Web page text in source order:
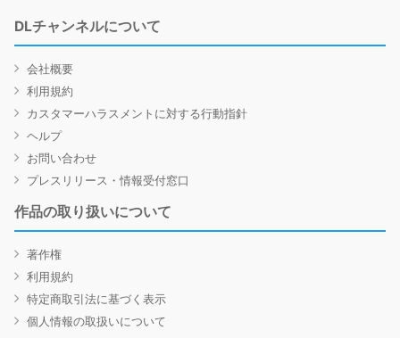
DLチャンネルについて
会社概要
利用規約
カスタマーハラスメントに対する行動指針
ヘルプ
お問い合わせ
プレスリリース・情報受付窓口
作品の取り扱いについて
著作権
利用規約
特定商取引法に基づく表示
個人情報の取扱いについて